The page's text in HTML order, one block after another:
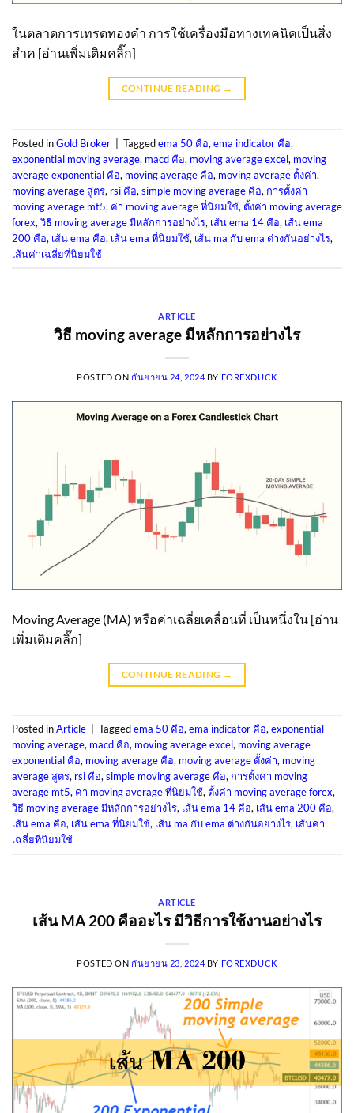
ในตลาดการเทรดทองคำ การใช้เครื่องมือทางเทคนิคเป็นสิ่ง
สำค [อ่านเพิ่มเติมคลิ๊ก]
CONTINUE READING →
Posted inGold Broker | Taggedema 50 คือ, ema indicator คือ,
exponential moving average, macd คือ, moving average excel, moving
average exponential คือ, moving average คือ, moving average ตั้งค่า,
moving average สูตร, rsi คือ, simple moving average คือ, การตั้งค่า
moving average mt5, ค่า moving average ที่นิยมใช้, ตั้งค่า moving average
forex, วิธี moving average มีหลักการอย่างไร, เส้น ema 14 คือ, เส้น ema
200 คือ, เส้น ema คือ, เส้น ema ที่นิยมใช้, เส้น ma กับ ema ต่างกันอย่างไร,
เส้นค่าเฉลี่ยที่นิยมใช้
ARTICLE
วิธี moving average มีหลักการอย่างไร
POSTED ON กันยายน 24, 2024 BY FOREXDUCK
Moving Average (MA) หรือค่าเฉลี่ยเคลื่อนที่ เป็นหนึ่งใน [อ่าน
เพิ่มเติมคลิ๊ก]
CONTINUE READING →
Posted inArticle Taggedema 50 คือ,ema indicator คือ,exponential
moving average, macd คือ, moving average excel, moving average
exponential คือ, moving average คือ, moving average ตั้งค่า, moving
average สูตร, rsi คือ,simple moving average คือ, การตั้งค่า moving
average mt5, ค่า moving average ที่นิยมใช้, ตั้งค่า moving average forex,
วิธี moving average มีหลักการอย่างไร, เส้น ema 14 คือ, เส้น ema 200 คือ,
เส้น ema คือ, เส้น ema ที่นิยมใช้, เส้น ma กับ ema ต่างกันอย่างไร, เส้นค่า
เฉลี่ยที่นิยมใช้
ARTICLE
เส้น MA 200 คืออะไร มีวิธีการใช้งานอย่างไร
POSTED ON กันยายน 23, 2024 BY FOREXDUCK